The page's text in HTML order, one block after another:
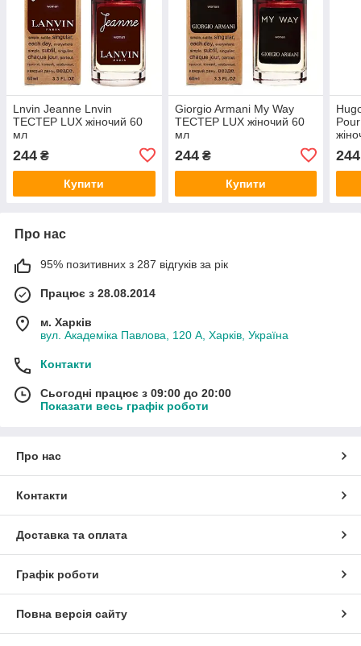
Lnvin Jeanne Lnvin
ТЕСТЕР LUX жіночий 60
мл
244 ₴
Купити
Giorgio Armani My Way
ТЕСТЕР LUX жіночий 60
мл
244₴
Купити
244
Про нас
95% позитивних з 287 відгуків за рік
Працює з 28.08.2014
м. Харків
вул. Академіка Павлова, 120 А, Харків, Україна
Контакти
Сьогодні працює з 09:00 до 20:00
Показати весь графік роботи
Про нас
Контакти
Доставка та оплата
Графік роботи
Повна версія сайту